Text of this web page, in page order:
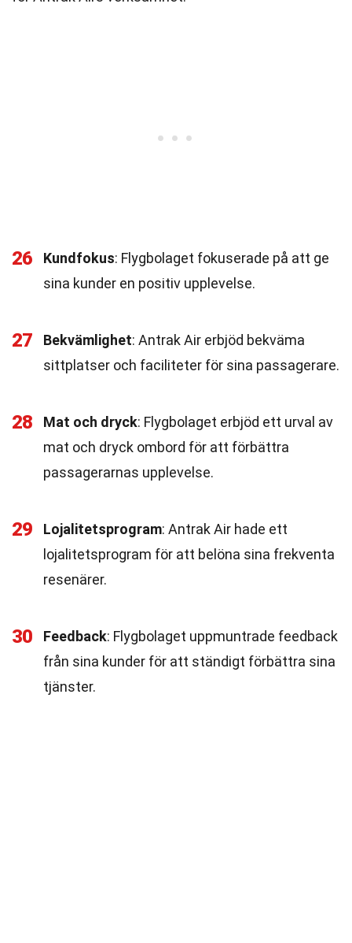
26 Kundfokus: Flygbolaget fokuserade på att ge
sina kunder en positiv upplevelse.
27 Bekvämlighet: Antrak Air erbjöd bekväma
sittplatser och faciliteter för sina passagerare.
28 Mat och dryck: Flygbolaget erbjöd ett urval av
mat och dryck ombord för att förbättra
passagerarnas upplevelse.
29 Lojalitetsprogram: Antrak Air hade ett
lojalitetsprogram för att belöna sina frekventa
resenärer.
30 Feedback: Flygbolaget uppmuntrade feedback
från sina kunder för att ständigt förbättra sina
tjänster.